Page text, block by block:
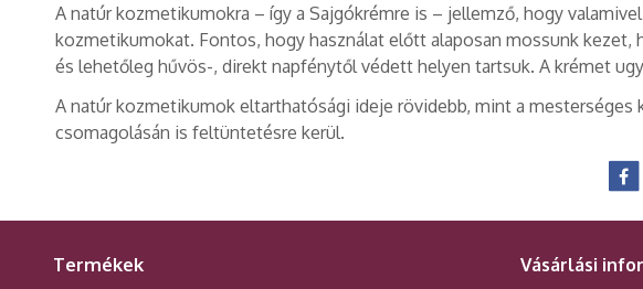
A natúr kozmetikumokra – így a Sajgókrémre is – jellemző, hogy
kozmetikumokat. Fontos, hogy használat előtt alaposan mossunk
és lehetőleg hűvös-, direkt napfénytől védett helyen tartsuk. A krémet
A natúr kozmetikumok eltarthatósági ideje rövidebb, mint a
csomagolásán is feltüntetésre kerül.
Termékek Vásárlási